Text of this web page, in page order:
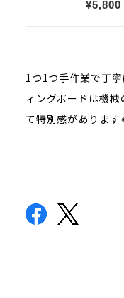
1つ1つ手作業で丁
ィングボードは機
て特別感があります